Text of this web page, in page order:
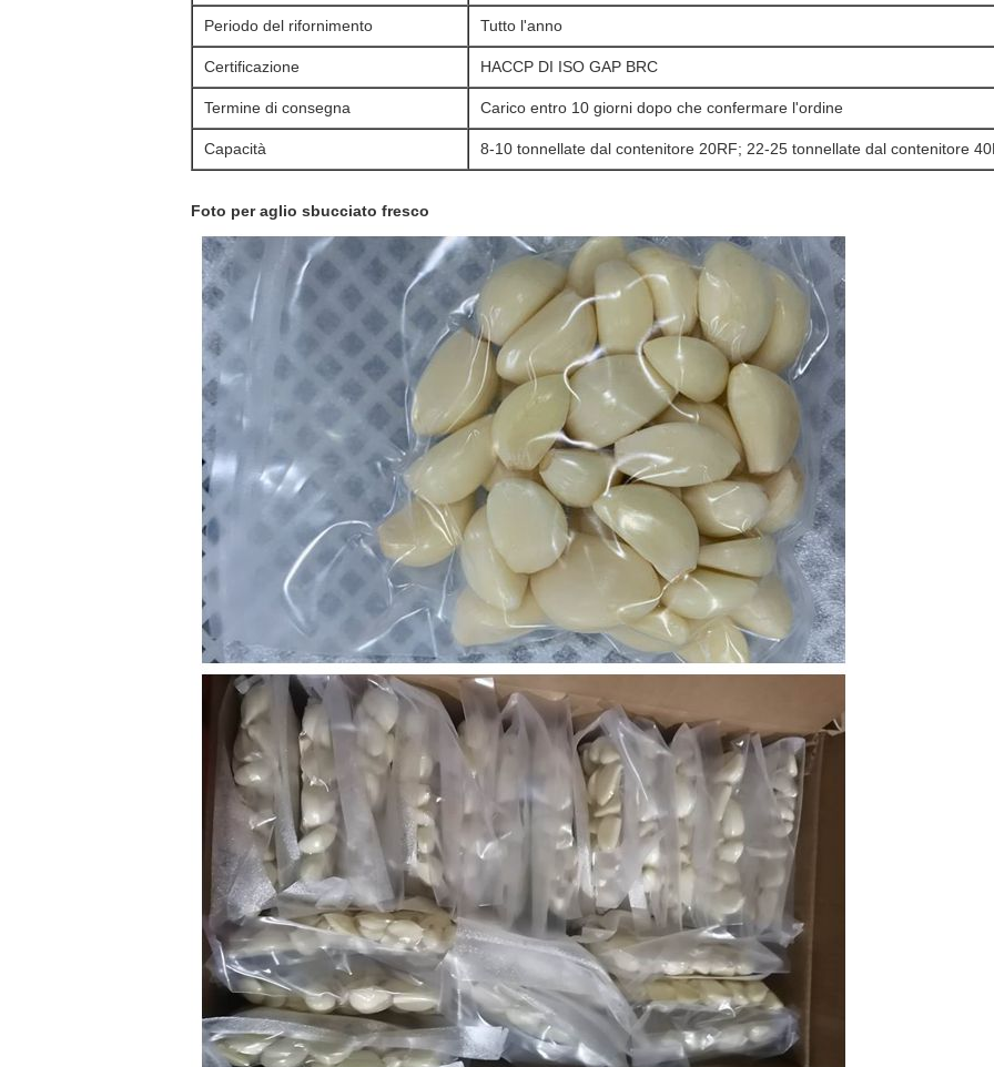
Periodo del rifornimento Tutto l'anno
Certificazione HACCP DI ISO GAP BRC
Termine di consegna Carico entro 10 giorni dopo che confermare l'ordine
Capacità 8-10 tonnellate dal contenitore 20RF; 22-25 tonnellate dal contenitore
Foto per aglio sbucciato fresco